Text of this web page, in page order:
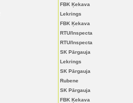
FBK Ķekava
Lekrings
FBK Ķekava
RTU/Inspecta
RTU/Inspecta
SK Pārgauja
Lekrings
SK Pārgauja
Rubene
SK Pārgauja
FBK Ķekava